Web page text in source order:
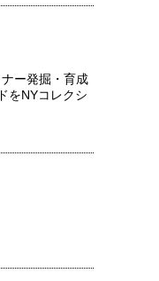
ー発掘・育成
をNYコレクシ